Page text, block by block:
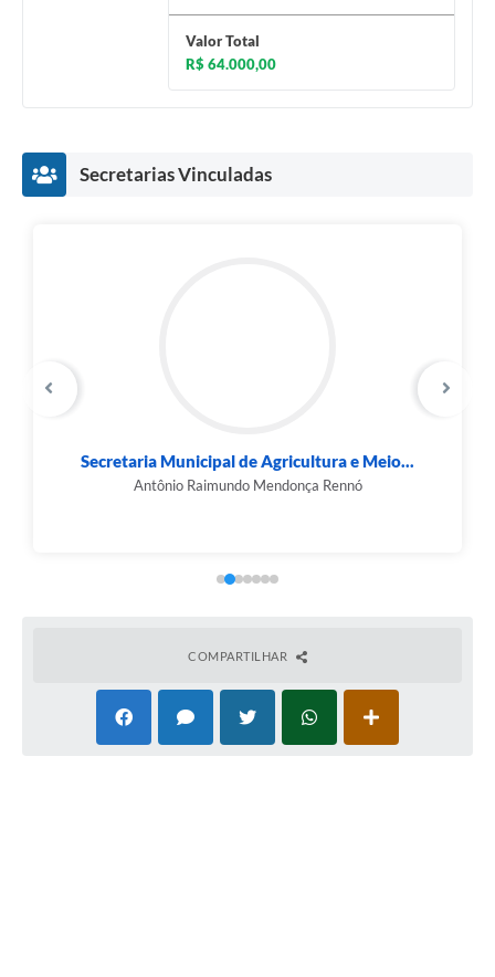
Valor Total
R$ 64.000,00
Secretarias Vinculadas
Secretaria Municipal de Agricultura e Meio...
Antônio Raimundo Mendonça Rennó
COMPARTILHAR